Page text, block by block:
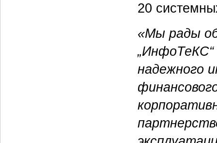
20
«Мы рады
надежного